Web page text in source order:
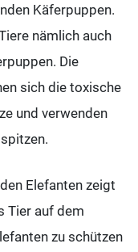
Käferpuppen.
nämlich auch
Die
sich die toxische
und verwenden
Elefanten zeigt
Tier auf dem
zu schützen